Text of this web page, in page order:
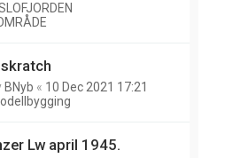
BNyb « 10 Dec 2021 17:21
Lw april 1945.